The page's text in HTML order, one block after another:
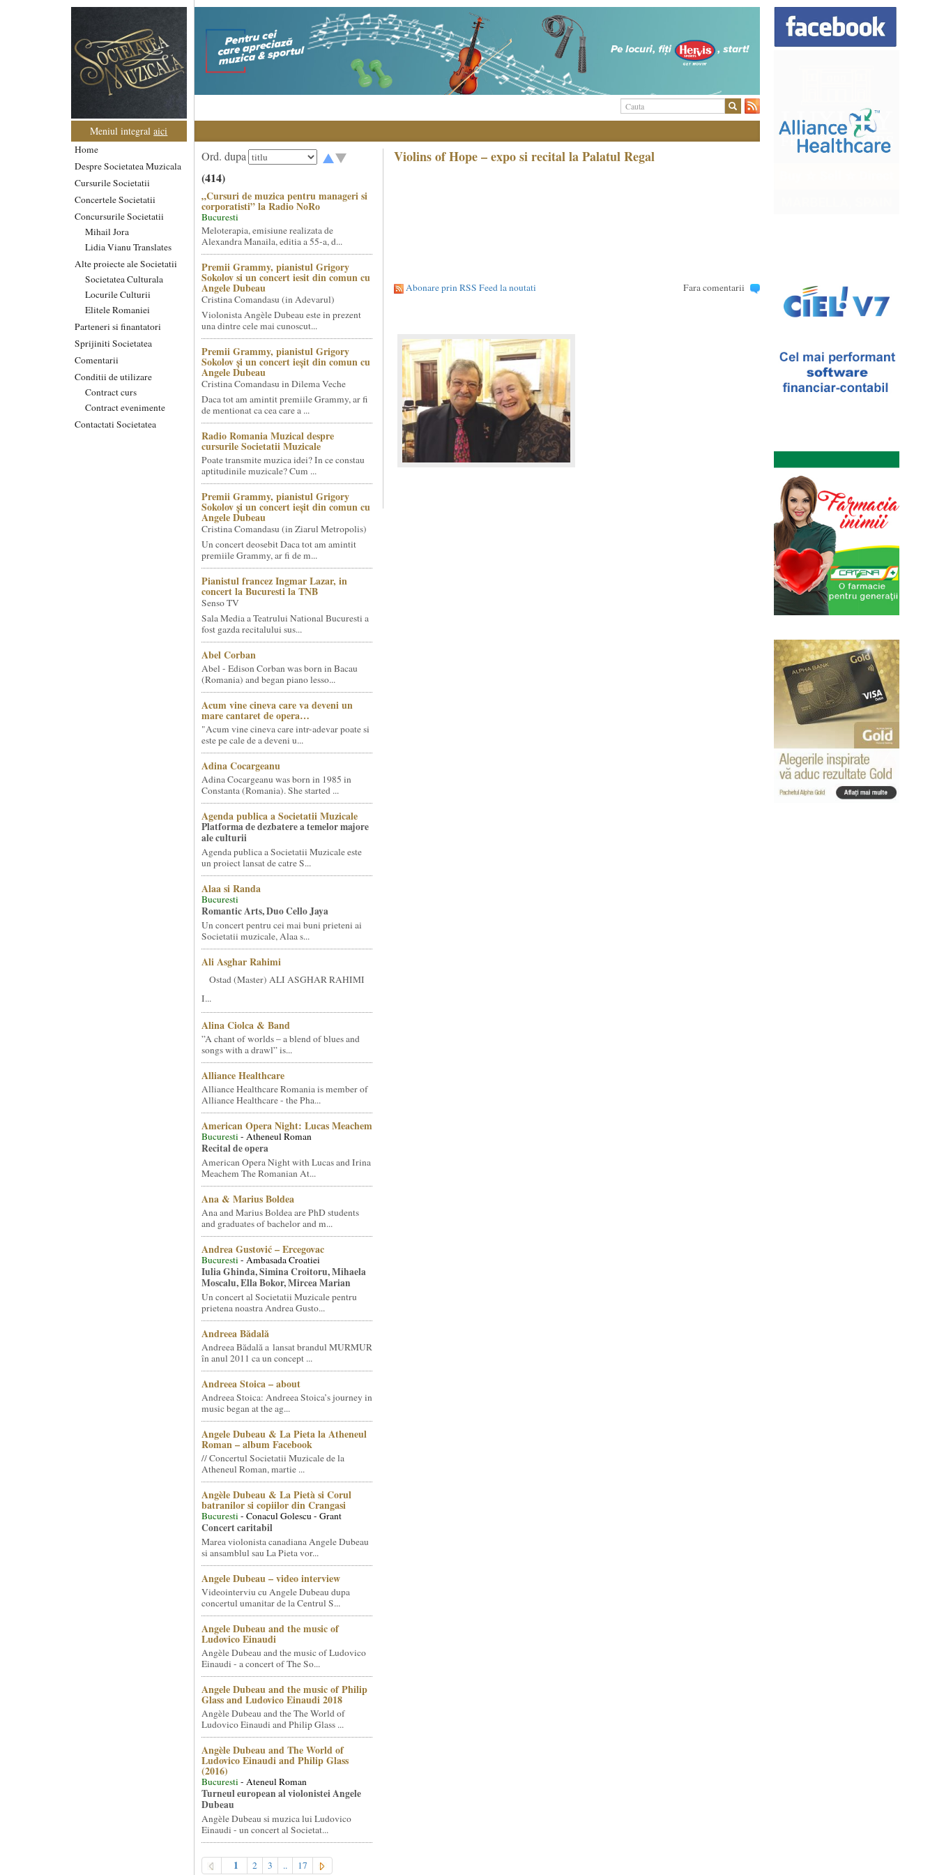
Meniul integralaici
Home
Despre Societatea Muzicala
Cursurile Societatii
Concertele Societatii
Concursurile Societatii
Mihail Jora
Lidia Vianu Translates
Alte proiecte ale Societatii
Societatea Culturala
Locurile Culturii
Elitele Romaniei
Parteneri si finantatori
Sprijiniti Societatea
Comentarii
Conditii de utilizare
Contract curs
Contract evenimente
Contactati Societatea
Ord. dupa
(414)
„Cursuri de muzica pentru manageri si
corporatisti” la Radio NoRo
Bucuresti
Meloterapia, emisiune realizata de
Alexandra Manaila, editia a 55-a, d...
Premii Grammy, pianistul Grigory
Sokolov si un concert iesit din comun cu
Angele Dubeau
Cristina Comandasu (in Adevarul)
Violonista Angèle Dubeau este in prezent
una dintre cele mai cunoscut...
Premii Grammy, pianistul Grigory
Sokolov și un concert ieșit din comun cu
Angele Dubeau
Cristina Comandasu in Dilema Veche
Daca tot am amintit premiile Grammy, ar fi
de mentionat ca cea care a ...
Radio Romania Muzical despre
cursurile Societatii Muzicale
Poate transmite muzica idei? In ce constau
aptitudinile muzicale? Cum ...
Premii Grammy, pianistul Grigory
Sokolov și un concert ieșit din comun cu
Angele Dubeau
Cristina Comandasu (in Ziarul Metropolis)
Un concert deosebit Daca tot am amintit
premiile Grammy, ar fi de m...
Pianistul francez Ingmar Lazar, in
concert la Bucuresti la TNB
Senso TV
Sala Media a Teatrului National Bucuresti a
fost gazda recitalului sus...
Abel Corban
Abel - Edison Corban was born in Bacau
(Romania) and began piano lesso...
Acum vine cineva care va deveni un
mare cantaret de opera…
"Acum vine cineva care intr-adevar poate si
este pe cale de a deveni u...
Adina Cocargeanu
Adina Cocargeanu was born in 1985 in
Constanta (Romania). She started ...
Agenda publica a Societatii Muzicale
Platforma de dezbatere a temelor majore
ale culturii
Agenda publica a Societatii Muzicale este
un proiect lansat de catre S...
Alaa si Randa
Bucuresti
Romantic Arts, Duo Cello Jaya
Un concert pentru cei mai buni prieteni ai
Societatii muzicale, Alaa s...
Ali Asghar Rahimi
Ostad (Master) ALI ASGHAR RAHIMI
I...
Alina Ciolca & Band
”A chant of worlds – a blend of blues and
songs with a drawl” is...
Alliance Healthcare
Alliance Healthcare Romania is member of
Alliance Healthcare - the Pha...
American Opera Night: Lucas Meachem
Bucuresti- Atheneul Roman
Recital de opera
American Opera Night with Lucas and Irina
Meachem The Romanian At...
Ana & Marius Boldea
Ana and Marius Boldea are PhD students
and graduates of bachelor and m...
Andrea Gustović – Ercegovac
Bucuresti- Ambasada Croatiei
Iulia Ghinda, Simina Croitoru, Mihaela
Moscalu, Ella Bokor, Mircea Marian
Un concert al Societatii Muzicale pentru
prietena noastra Andrea Gusto...
Andreea Bădală
Andreea Bădală a lansat brandul MURMUR
în anul 2011 ca un concept ...
Andreea Stoica – about
Andreea Stoica: Andreea Stoica’s journey in
music began at the ag...
Angele Dubeau & La Pieta la Atheneul
Roman – album Facebook
// Concertul Societatii Muzicale de la
Atheneul Roman, martie ...
Angèle Dubeau & La Pietà si Corul
batranilor si copiilor din Crangasi
Bucuresti- Conacul Golescu - Grant
Concert caritabil
Marea violonista canadiana Angele Dubeau
si ansamblul sau La Pieta vor...
Angele Dubeau – video interview
Videointerviu cu Angele Dubeau dupa
concertul umanitar de la Centrul S...
Angele Dubeau and the music of
Ludovico Einaudi
Angèle Dubeau and the music of Ludovico
Einaudi - a concert of The So...
Angele Dubeau and the music of Philip
Glass and Ludovico Einaudi 2018
Angèle Dubeau and the The World of
Ludovico Einaudi and Philip Glass ...
Angèle Dubeau and The World of
Ludovico Einaudi and Philip Glass
(2016)
Bucuresti- Ateneul Roman
Turneul european al violonistei Angele
Dubeau
Angèle Dubeau si muzica lui Ludovico
Einaudi - un concert al Societat...
1 2 3 .. 17
Violins of Hope – expo si recital la Palatul Regal
Abonare prin RSS Feed la noutati Fara comentarii